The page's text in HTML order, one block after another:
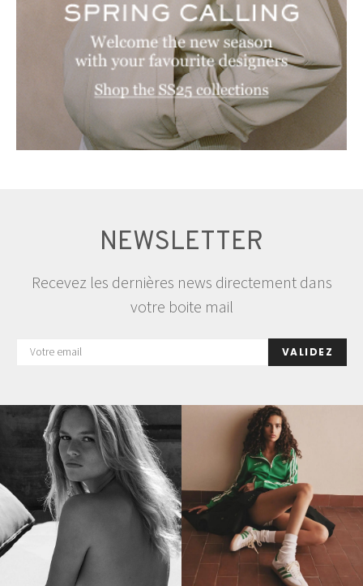
NEWSLETTER
Recevez les dernières news directement dans
votre boite mail
VALIDEZ